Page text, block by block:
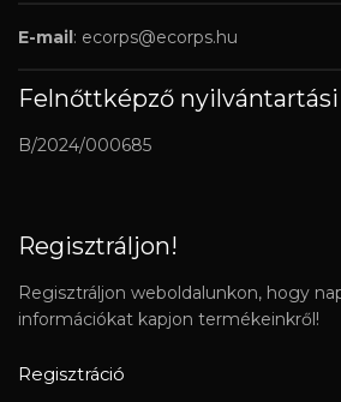
E-mail: ecorps@ecorps.hu
Felnőttképző nyilvántartási
B/2024/000685
Regisztráljon!
Regisztráljon weboldalunkon, hogy
információkat kapjon termékeinkről!
Regisztráció